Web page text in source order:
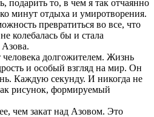
подарить то, в чем я так отчаянно
минут отдыха и умиротворения.
превратиться во все, что
колебалась бы и стала
человека долгожителем. Жизнь
и особый взгляд на мир. Он
Каждую секунду. И никогда не
рисунок, формируемый
чем закат над Азовом. Это